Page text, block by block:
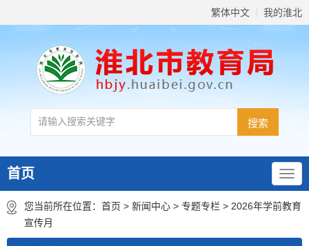
繁体中文 我的淮北
首页
您当前所在位置： 首页 > 新闻中心 > 专题专栏 > 2026年学前教育
宣传月